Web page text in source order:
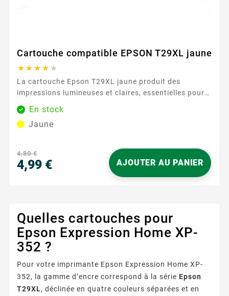
Cartouche compatible EPSON T29XL jaune
    
La cartouche Epson T29XL jaune produit des
impressions lumineuses et claires, essentielles pour
les documents colorés et les images. Sa capacité de
450 pages permet une utilisation prolongée avec des
résultats constants. Caractéristiques principales :
En stock
Jaune
4,80 €
4,99 € AJOUTER AU PANIER
Quelles cartouches pour
Epson Expression Home XP-
352 ?
Pour votre imprimante Epson Expression Home XP-
352, la gamme d’encre correspond à la série Epson
T29XL, déclinée en quatre couleurs séparées et en